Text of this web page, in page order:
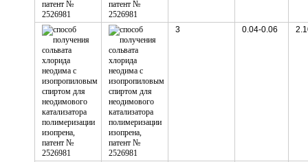
3 0.04-0.06